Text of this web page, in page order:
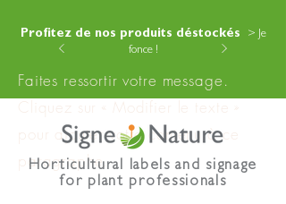
Profitez de nos produits déstockés
> Je
fonce !
Faites ressortir votre message.
Cliquez sur « Modifier le texte »
pour ajouter votre contenu à ce
paragraphe.
Horticultural labels and signage
for plant professionals